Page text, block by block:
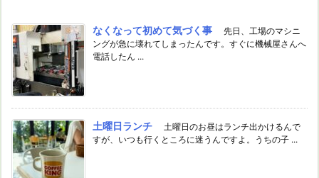
なくなって初めて気づく事
先日、工場のマシニ
ングが急に壊れてしまったんです。すぐに機械屋さんへ
電話したん ...
土曜日ランチ
土曜日のお昼はランチ出かけるんで
すが、いつも行くところに迷うんですよ。うちの子 ...